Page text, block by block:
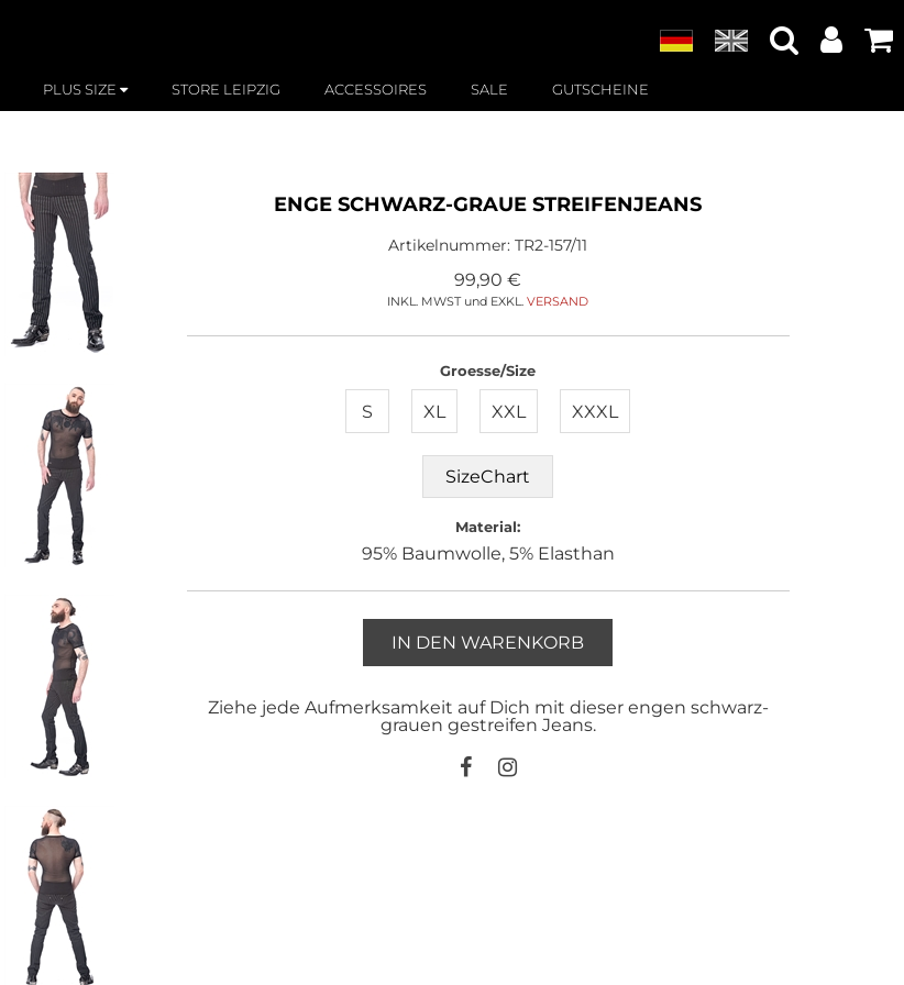
PLUS SIZE STORE LEIPZIG ACCESSOIRES SALE GUTSCHEINE
ENGE SCHWARZ-GRAUE STREIFENJEANS
Artikelnummer:TR2-157/11
99,90 €
INKL. MWST und EXKL.VERSAND
Groesse/Size
S XL XXL XXXL
SizeChart
Material:
95% Baumwolle, 5% Elasthan
IN DEN WARENKORB
Ziehe jede Aufmerksamkeit auf Dich mit dieser engen schwarz-
grauen gestreifen Jeans.